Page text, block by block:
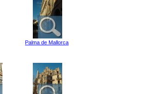
Palma de Mallorca